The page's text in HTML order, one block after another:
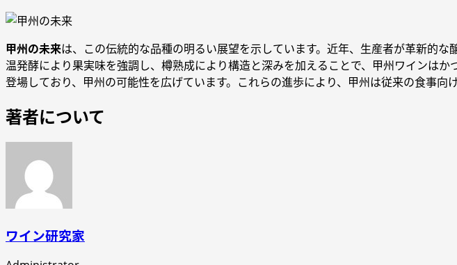
甲州の未来は、この伝統的な品種の明るい展望を示しています。近年、生産者が革新的
温発酵により果実味を強調し、樽熟成により構造と深みを加えることで、甲州ワインは
登場しており、甲州の可能性を広げています。これらの進歩により、甲州は従来の食事
著者について
ワイン研究家